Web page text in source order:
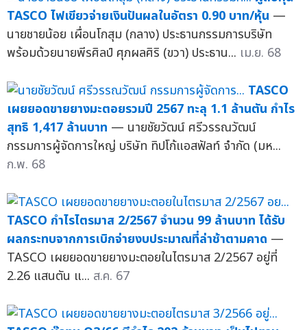
TASCO ไฟเขียวจ่ายเงินปันผลในอัตรา 0.90 บาท/หุ้น —
นายชายน้อย เผื่อนโกสุม (กลาง) ประธานกรรมการบริษัท
พร้อมด้วยนายพีรศิลป์ ศุภผลศิริ (ขวา) ประธาน... เม.ย. 68
TASCO
เผยยอดขายยางมะตอยรวมปี 2567 ทะลุ 1.1 ล้านตัน กำไร
สุทธิ 1,417 ล้านบาท — นายชัยวัฒน์ ศรีวรรณวัฒน์
กรรมการผู้จัดการใหญ่ บริษัท ทิปโก้แอสฟัลท์ จำกัด (มห...
ก.พ. 68
TASCO กำไรไตรมาส 2/2567 จำนวน 99 ล้านบาท ได้รับ
ผลกระทบจากการเบิกจ่ายงบประมาณที่ล่าช้าตามคาด —
TASCO เผยยอดขายยางมะตอยในไตรมาส 2/2567 อยู่ที่
2.26 แสนตัน แ... ส.ค. 67